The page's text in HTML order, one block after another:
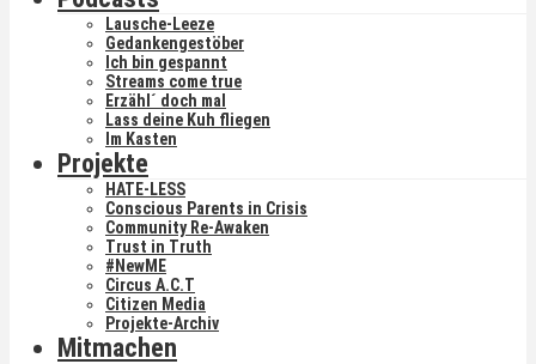
Lausche-Leeze
Gedankengestöber
Ich bin gespannt
Streams come true
Erzähl´ doch mal
Lass deine Kuh fliegen
Im Kasten
Projekte
HATE-LESS
Conscious Parents in Crisis
Community Re-Awaken
Trust in Truth
#NewME
Circus A.C.T
Citizen Media
Projekte-Archiv
Mitmachen